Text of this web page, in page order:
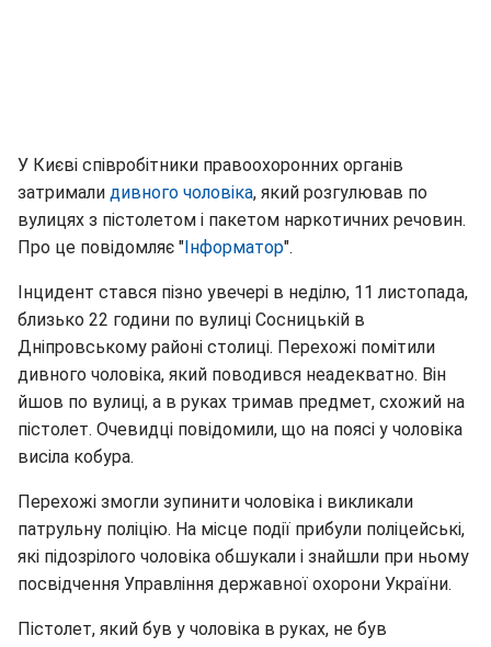
У Києві співробітники правоохоронних органів
затримали дивного чоловіка, який розгулював по
вулицях з пістолетом і пакетом наркотичних речовин.
Про це повідомляє "Інформатор".
Інцидент стався пізно увечері в неділю, 11 листопада,
близько 22 години по вулиці Сосницькій в
Дніпровському районі столиці. Перехожі помітили
дивного чоловіка, який поводився неадекватно. Він
йшов по вулиці, а в руках тримав предмет, схожий на
пістолет. Очевидці повідомили, що на поясі у чоловіка
висіла кобура.
Перехожі змогли зупинити чоловіка і викликали
патрульну поліцію. На місце події прибули поліцейські,
які підозрілого чоловіка обшукали і знайшли при ньому
посвідчення Управління державної охорони України.
Пістолет, який був у чоловіка в руках, не був